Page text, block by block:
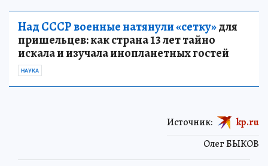
Над СССР военные натянули «сетку»для
пришельцев: как страна 13 лет тайно
искала и изучала инопланетных гостей
НАУКА
Олег БЫКОВ
Источник: kp.ru